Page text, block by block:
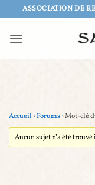
Passer
au
contenu
ASSOCIATION DE
Accueil ›Forums›Mot-clé
Aucun sujet n’a été trouvé